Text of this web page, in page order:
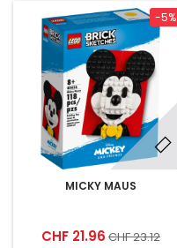
MICKY MAUS
CHF 21.96 CHF 23.12
-5%